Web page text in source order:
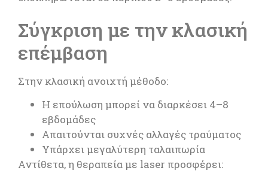
Σύγκριση με την κλασική
επέμβαση
Στην κλασική ανοιχτή μέθοδο:
Η επούλωση μπορεί να διαρκέσει 4–8
εβδομάδες
Απαιτούνται συχνές αλλαγές τραύματος
Υπάρχει μεγαλύτερη ταλαιπωρία
Αντίθετα, η θεραπεία με laser προσφέρει: